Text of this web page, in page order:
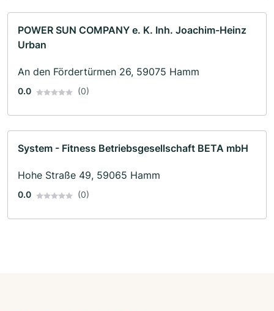
POWER SUN COMPANY e. K. Inh. Joachim-Heinz
Urban
An den Fördertürmen 26, 59075 Hamm
0.0 (0)
System - Fitness Betriebsgesellschaft BETA mbH
Hohe Straße 49, 59065 Hamm
0.0 (0)